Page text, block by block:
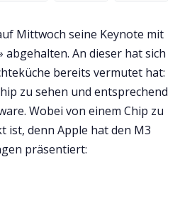
Mittwoch seine Keynote mit
abgehalten. An dieser hat sich
bereits vermutet hat:
zu sehen und entsprechend
Wobei von einem Chip zu
ist, denn Apple hat den M3
präsentiert: